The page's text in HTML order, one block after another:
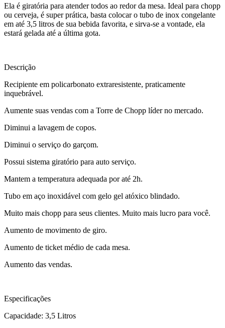
Ela é giratória para atender todos ao redor da mesa. Ideal para chopp
ou cerveja, é super prática, basta colocar o tubo de inox congelante
em até 3,5 litros de sua bebida favorita, e sirva-se a vontade, ela
estará gelada até a última gota.
Descrição
Recipiente em policarbonato extraresistente, praticamente
inquebrável.
Aumente suas vendas com a Torre de Chopp líder no mercado.
Diminui a lavagem de copos.
Diminui o serviço do garçom.
Possui sistema giratório para auto serviço.
Mantem a temperatura adequada por até 2h.
Tubo em aço inoxidável com gelo gel atóxico blindado.
Muito mais chopp para seus clientes. Muito mais lucro para você.
Aumento de movimento de giro.
Aumento de ticket médio de cada mesa.
Aumento das vendas.
Especificações
Capacidade: 3,5 Litros